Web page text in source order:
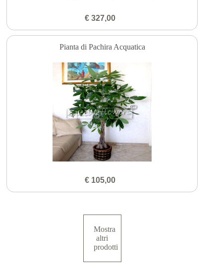
€ 327,00
Pianta di Pachira Acquatica
€ 105,00
Mostra
altri
prodotti